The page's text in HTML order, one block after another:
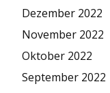
Dezember 2022
November 2022
Oktober 2022
September 2022